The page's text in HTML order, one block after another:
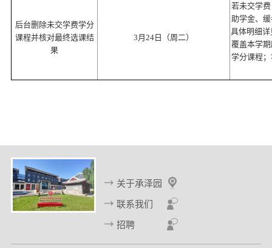
后台删除未交学费学分
课程并核对最终选课结
果
3 月24日（周二）
若未交学
助学金、
具体明细详
覆盖本学
学分课程
关于承泽园
联系我们
招聘